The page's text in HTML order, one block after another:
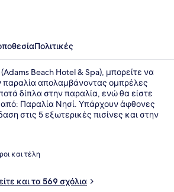
Πολιτικές
Beach Hotel & Spa), μπορείτε να
παραλία απολαμβάνοντας ομπρέλες
δίπλα στην παραλία, ενώ θα είστε
Παραλία Νησί. Υπάρχουν άφθονες
στις 5 εξωτερικές πισίνες και στην
να επισκεφθούν το σπα για να
πέτρες, περιτυλίξεις σώματος
εστιατόριο (Dionysos Open Air Tavern),
προσφέρει θέα στον κήπο και σερβίρει
βραδινό. Άλλες παροχές που
ξενοδοχείο (πολυτελείας) είναι 3
και τέλη
και τα 569 σχόλια